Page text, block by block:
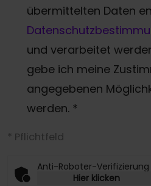
übermittelten Daten
und verarbeitet
gebe ich meine
angegebenen
werden. *
* Pflichtfeld
Anti-Roboter-Verifizierung
Hier klicken